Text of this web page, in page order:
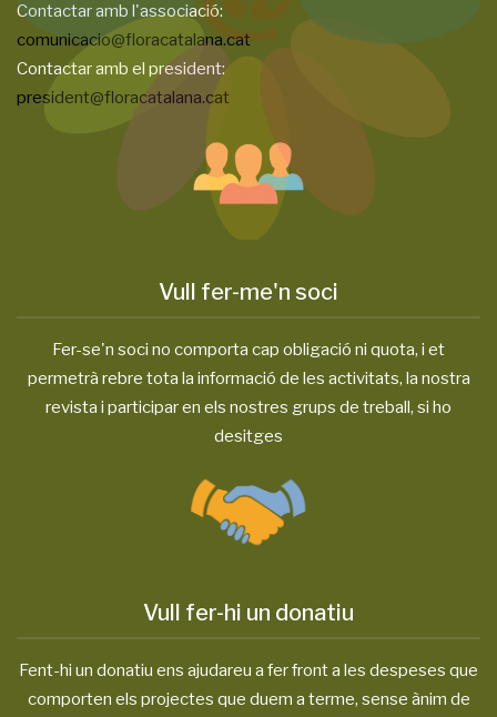
Contactar amb l'associació:
comunicacio@floracatalana.cat
Contactar amb el president:
president@floracatalana.cat
Vull fer-me'n soci
Fer-se'n soci no comporta cap obligació ni quota, i et
permetrà rebre tota la informació de les activitats, la nostra
revista i participar en els nostres grups de treball, si ho
desitges
Vull fer-hi un donatiu
Fent-hi un donatiu ens ajudareu a fer front a les despeses que
comporten els projectes que duem a terme, sense ànim de